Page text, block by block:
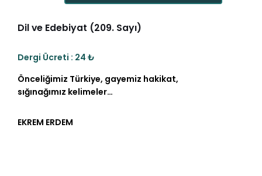
Dil ve Edebiyat (209. Sayı)
Dergi Ücreti : 24 ₺
Önceliğimiz Türkiye, gayemiz hakikat,
sığınağımız kelimeler…
EKREM ERDEM